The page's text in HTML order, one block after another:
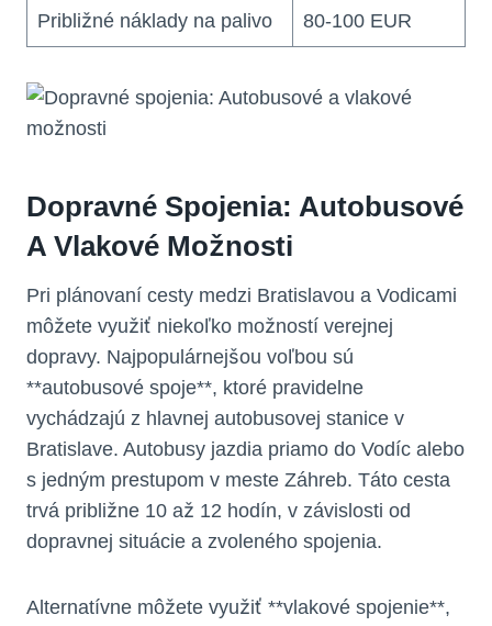
Približné náklady na palivo 80-100 EUR
Dopravné Spojenia: Autobusové
A Vlakové Možnosti
Pri plánovaní cesty medzi Bratislavou a Vodicami
môžete využiť niekoľko možností verejnej
dopravy. Najpopulárnejšou voľbou sú
**autobusové spoje**, ktoré pravidelne
vychádzajú z hlavnej autobusovej stanice v
Bratislave. Autobusy jazdia priamo do Vodíc alebo
s jedným prestupom v meste Záhreb. Táto cesta
trvá približne 10 až 12 hodín, v závislosti od
dopravnej situácie a zvoleného spojenia.
Alternatívne môžete využiť **vlakové spojenie**,